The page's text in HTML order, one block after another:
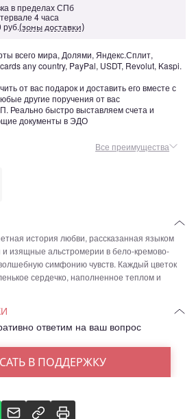
в пределах СПб
4 часа
руб.(зоны доставки)
всего мира, Долями, Яндекс.Сплит,
any country, PayPal, USDT, Revolut, Kaspi.
от вас подарок и доставить его вместе с
другие поручения от вас
Реально быстро выставляем счета и
документы в ЭДО
Все преимущества
история любви, рассказанная языком
изящные альстромерии в бело-кремово-
симфонию чувств. Каждый цветок
сердечко, наполненное теплом и
ответим на ваш вопрос
В ПОДДЕРЖКУ